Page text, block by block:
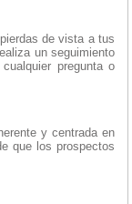
de vista a tus
un seguimiento
pregunta o
y centrada en
que los prospectos